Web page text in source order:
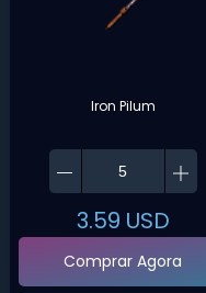
Iron Pilum
3.59 USD
Comprar Agora